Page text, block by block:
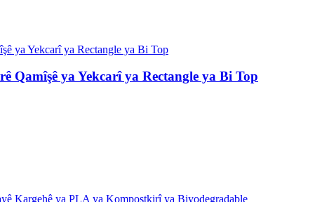
Qamîşê ya Yekcarî ya Rectangle ya Bi Top